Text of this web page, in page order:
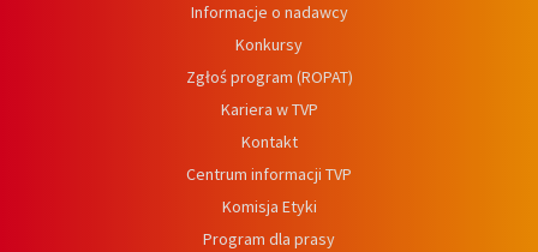
Informacje o nadawcy
Konkursy
Zgłoś program (ROPAT)
Kariera w TVP
Kontakt
Centrum informacji TVP
Komisja Etyki
Program dla prasy